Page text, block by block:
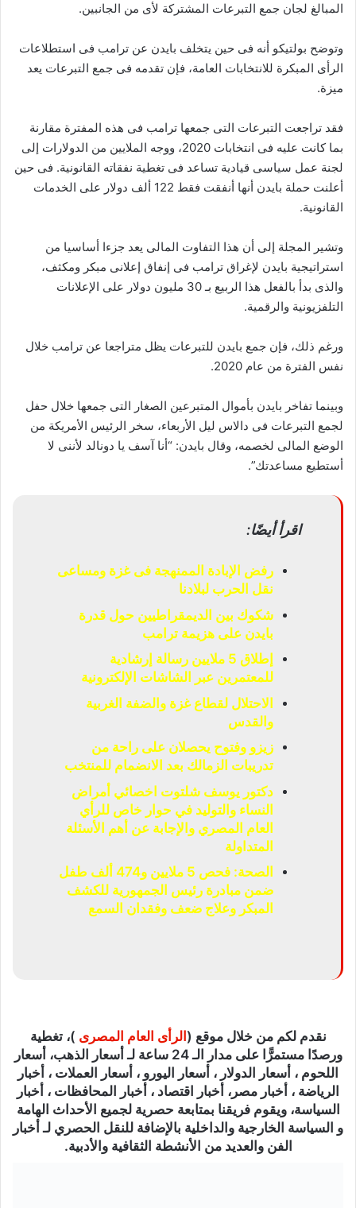
المبالغ لجان جمع التبرعات المشتركة لأى من الجانبين.
وتوضح بولتيكو أنه فى حين يتخلف بايدن عن ترامب فى استطلاعات
الرأى المبكرة للانتخابات العامة، فإن تقدمه فى جمع التبرعات يعد
ميزة.
فقد تراجعت التبرعات التى جمعها ترامب فى هذه المفترة مقارنة
بما كانت عليه فى انتخابات 2020، ووجه الملايين من الدولارات إلى
لجنة عمل سياسى قيادية تساعد فى تغطية نفقاته القانونية. فى حين
أعلنت حملة بايدن أنها أنفقت فقط 122 ألف دولار على الخدمات
القانونية.
وتشير المجلة إلى أن هذا التفاوت المالى يعد جزءا أساسيا من
استراتيجية بايدن لإغراق ترامب فى إنفاق إعلانى مبكر ومكثف،
والذى بدأ بالفعل هذا الربيع بـ 30 مليون دولار على الإعلانات
التلفزيونية والرقمية.
ورغم ذلك، فإن جمع بايدن للتبرعات يظل متراجعا عن ترامب خلال
نفس الفترة من عام 2020.
وبينما تفاخر بايدن بأموال المتبرعين الصغار التى جمعها خلال حفل
لجمع التبرعات فى دالاس ليل الأربعاء، سخر الرئيس الأمريكة من
الوضع المالى لخصمه، وقال بايدن: “أنا آسف يا دونالد لأننى لا
أستطيع مساعدتك”.
اقرأ أيضًا:
رفض الإبادة الممنهجة فى غزة ومساعى
نقل الحرب لبلادنا
شكوك بين الديمقراطيين حول قدرة
بايدن على هزيمة ترامب
إطلاق 5 ملايين رسالة إرشادية
للمعتمرين عبر الشاشات الإلكترونية
الاحتلال لقطاع غزة والضفة الغربية
والقدس
زيزو وفتوح يحصلان على راحة من
تدريبات الزمالك بعد الانضمام للمنتخب
دكتور يوسف شلتوت اخصائي أمراض
النساء والتوليد في حوار خاص للرأي
العام المصري والإجابة عن أهم الأسئلة
المتداولة
الصحة: فحص 5 ملايين و474 ألف طفل
ضمن مبادرة رئيس الجمهورية للكشف
المبكر وعلاج ضعف وفقدان السمع
نقدم لكم من خلال موقع ( الرأى العام المصرى )، تغطية
ورصدًا مستمرًّا على مدار الـ 24 ساعة لـ أسعار الذهب، أسعار
اللحوم ، أسعار الدولار ، أسعار اليورو ، أسعار العملات ، أخبار
الرياضة ، أخبار مصر، أخبار اقتصاد ، أخبار المحافظات ، أخبار
السياسة، ويقوم فريقنا بمتابعة حصرية لجميع الأحداث الهامة
و السياسة الخارجية والداخلية بالإضافة للنقل الحصري لـ أخبار
الفن والعديد من الأنشطة الثقافية والأدبية.